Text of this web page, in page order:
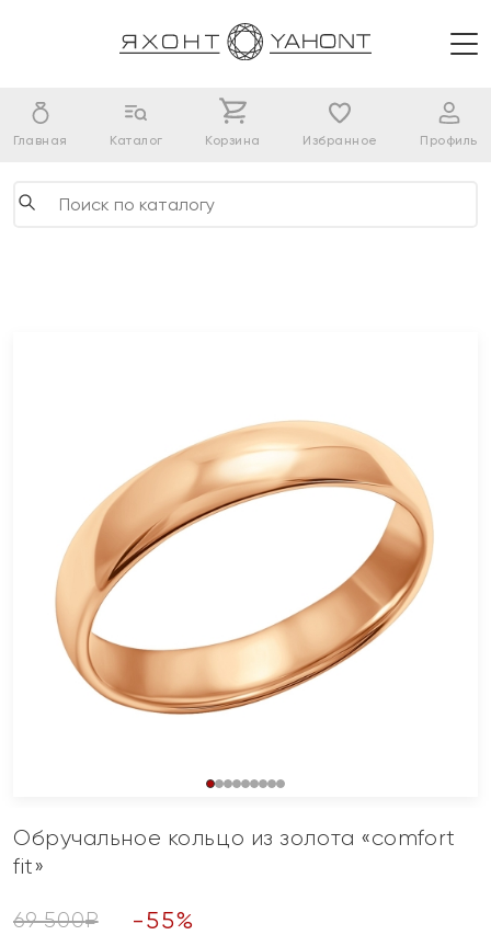
Главная Каталог Корзина Избранное Профиль
Обручальное кольцо из золота «comfort
fit»
69 500₽ -55%